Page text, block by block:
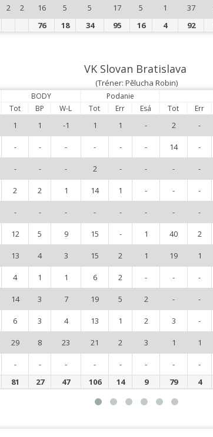
2 2 16 5 5 17 5 1 37
76 18 34 95 16 4 92
VK Slovan Bratislava
(Tréner: Pělucha Robin)
BODY Podanie
Tot BP W-L Tot Err Esá Tot Err
1 1 -1 1 1 - 2 -
- - - - - - 14 -
- - - 2 - - - -
2 2 1 14 1 - - -
- - - - - - - -
12 5 9 15 - 1 40 2
13 4 3 15 2 1 19 1
4 1 1 6 2 - - -
14 3 7 19 5 2 - -
6 3 4 13 1 2 3 -
29 8 23 21 2 3 1 1
- - - - - - - -
81 27 47 106 14 9 79 4